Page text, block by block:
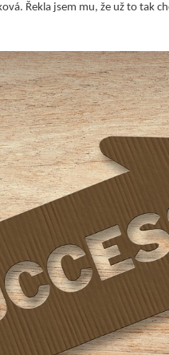
Řekla jsem mu, že už to tak